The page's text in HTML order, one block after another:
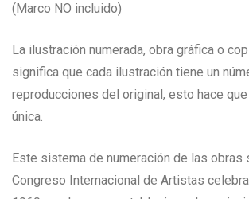
(Marco NO incluido)
La ilustración numerada, obra gráfica o
significa que cada ilustración tiene un
reproducciones del original, esto hace
única.
Este sistema de numeración de las obras
Congreso Internacional de Artistas